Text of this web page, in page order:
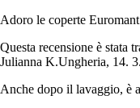
Adoro le coperte
Questa recensione è stata
Julianna K.Ungheria, 14.
Anche dopo il lavaggio, è